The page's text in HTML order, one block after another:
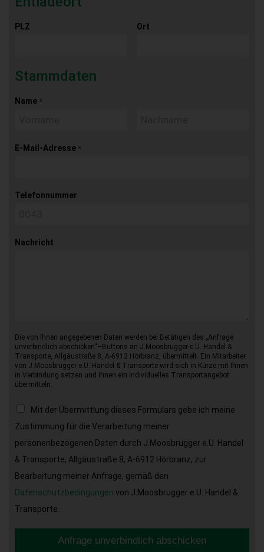
PLZ Ort
Stammdaten
Name *
E-Mail-Adresse *
Telefonnummer
Nachricht
Die von Ihnen angegebenen Daten werden bei Betätigen des „Anfrage
unverbindlich abschicken“–Buttons an J.Moosbrugger e.U. Handel &
Transporte, Allgäustraße 8, A-6912 Hörbranz, übermittelt. Ein Mitarbeiter
von J.Moosbrugger e.U. Handel & Transporte wird sich in Kürze mit Ihnen
in Verbindung setzen und Ihnen ein individuelles Transportangebot
übermitteln.
Mit der Übermittlung dieses Formulars gebe ich meine
Zustimmung für die Verarbeitung meiner
personenbezogenen Daten durch J.Moosbrugger e.U. Handel
& Transporte, Allgäustraße 8, A-6912 Hörbranz, zur
Bearbeitung meiner Anfrage, gemäß den
Datenschutzbedingungen von J.Moosbrugger e.U. Handel &
Transporte.
Anfrage unverbindlich abschicken